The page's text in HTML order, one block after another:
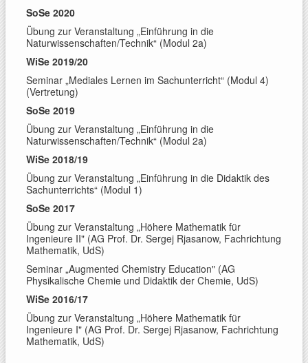
SoSe 2020
Übung zur Veranstaltung „Einführung in die
Naturwissenschaften/Technik“ (Modul 2a)
WiSe 2019/20
Seminar „Mediales Lernen im Sachunterricht“ (Modul 4)
(Vertretung)
SoSe 2019
Übung zur Veranstaltung „Einführung in die
Naturwissenschaften/Technik“ (Modul 2a)
WiSe 2018/19
Übung zur Veranstaltung „Einführung in die Didaktik des
Sachunterrichts“ (Modul 1)
SoSe 2017
Übung zur Veranstaltung „Höhere Mathematik für
Ingenieure II" (AG Prof. Dr. Sergej Rjasanow, Fachrichtung
Mathematik, UdS)
Seminar „Augmented Chemistry Education" (AG
Physikalische Chemie und Didaktik der Chemie, UdS)
WiSe 2016/17
Übung zur Veranstaltung „Höhere Mathematik für
Ingenieure I" (AG Prof. Dr. Sergej Rjasanow, Fachrichtung
Mathematik, UdS)